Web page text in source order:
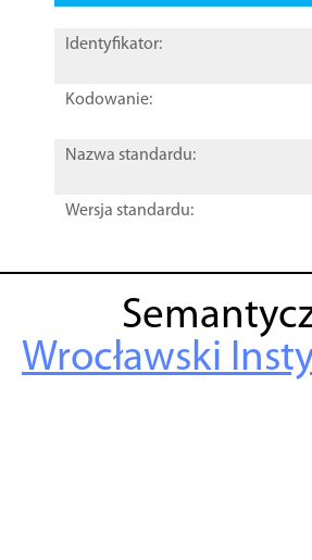
Identyfikator:
Kodowanie:
Nazwa standardu:
Wersja standardu:
Wrocławski